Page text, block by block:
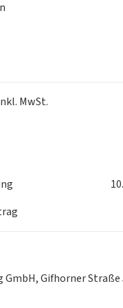
Beifahrer, mit
hinten, Seitenairbags
in Wagenfarbe
einstell-, anklapp-
mit Bremsenergie-
bei
Scheinwerfer mit
Abbiegelicht
automatisch, mit LED-
"Leaving home"-
oder DSG
MwSt.
GmbH, Gifhorner Straße